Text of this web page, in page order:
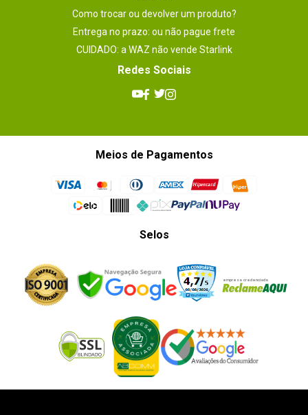
Como trocar ou devolver um produto?
Entrega no prazo: ou não pague frete
CUIDADO: a WAZ não vende Starlink
Redes Sociais
Meios de Pagamentos
Selos